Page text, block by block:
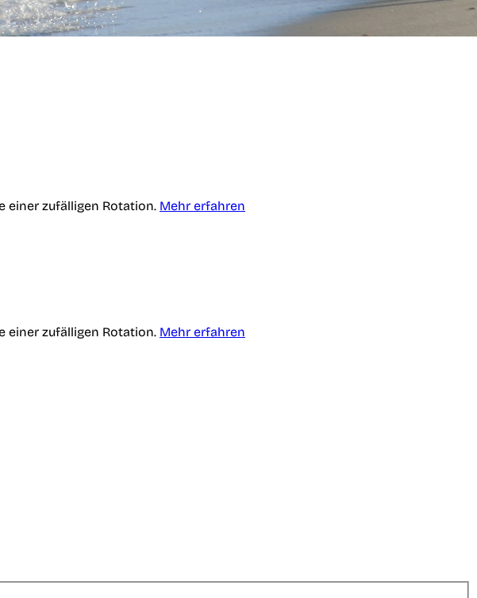
einer zufälligen Rotation. Mehr erfahren
einer zufälligen Rotation. Mehr erfahren